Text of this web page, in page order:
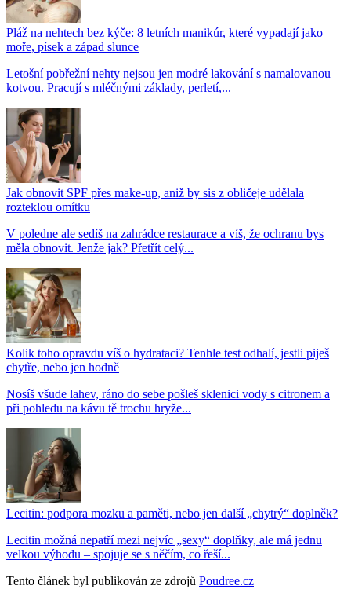
Pláž na nehtech bez kýče: 8 letních manikúr, které vypadají jako
moře, písek a západ slunce
Letošní pobřežní nehty nejsou jen modré lakování s namalovanou
kotvou. Pracují s mléčnými základy, perletí,...
Jak obnovit SPF přes make-up, aniž by sis z obličeje udělala
rozteklou omítku
V poledne ale sedíš na zahrádce restaurace a víš, že ochranu bys
měla obnovit. Jenže jak? Přetřít celý...
Kolik toho opravdu víš o hydrataci? Tenhle test odhalí, jestli piješ
chytře, nebo jen hodně
Nosíš všude lahev, ráno do sebe pošleš sklenici vody s citronem a
při pohledu na kávu tě trochu hryže...
Lecitin: podpora mozku a paměti, nebo jen další „chytrý“ doplněk?
Lecitin možná nepatří mezi nejvíc „sexy“ doplňky, ale má jednu
velkou výhodu – spojuje se s něčím, co řeší...
Tento článek byl publikován ze zdrojů Poudree.cz